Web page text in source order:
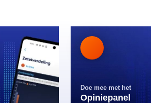
Doe mee met het
Opiniepanel